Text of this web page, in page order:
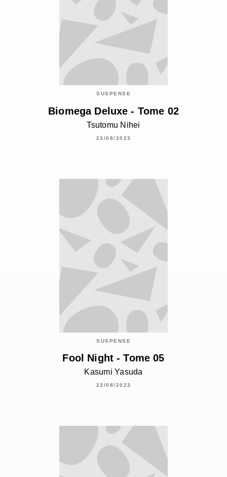
SUSPENSE
Biomega Deluxe - Tome 02
Tsutomu Nihei
23/08/2023
SUSPENSE
Fool Night - Tome 05
Kasumi Yasuda
23/08/2023